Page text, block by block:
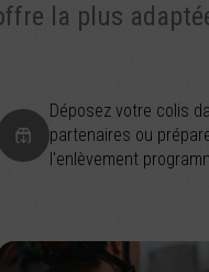
la plus
Déposez votre colis
partenaires ou
l'enlèvement